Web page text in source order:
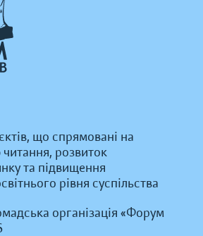
що спрямовані на
розвиток
та підвищення
рівня суспільства
організація «Форум